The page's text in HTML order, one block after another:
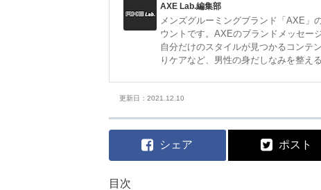
AXE Lab.編集部
メンズグルーミングブランド「AXE」
ウントです。AXEのブランドメッセー
自分だけのスタイルが見つかるコンテ
りケアなど、男性の身だしなみを整え
更新日：2021.12.10
シェア ポスト
目次